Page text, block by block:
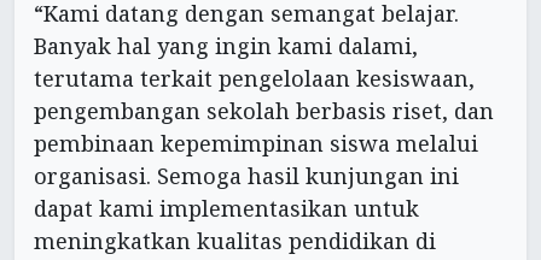
“Kami datang dengan semangat belajar.
Banyak hal yang ingin kami dalami,
terutama terkait pengelolaan kesiswaan,
pengembangan sekolah berbasis riset, dan
pembinaan kepemimpinan siswa melalui
organisasi. Semoga hasil kunjungan ini
dapat kami implementasikan untuk
meningkatkan kualitas pendidikan di